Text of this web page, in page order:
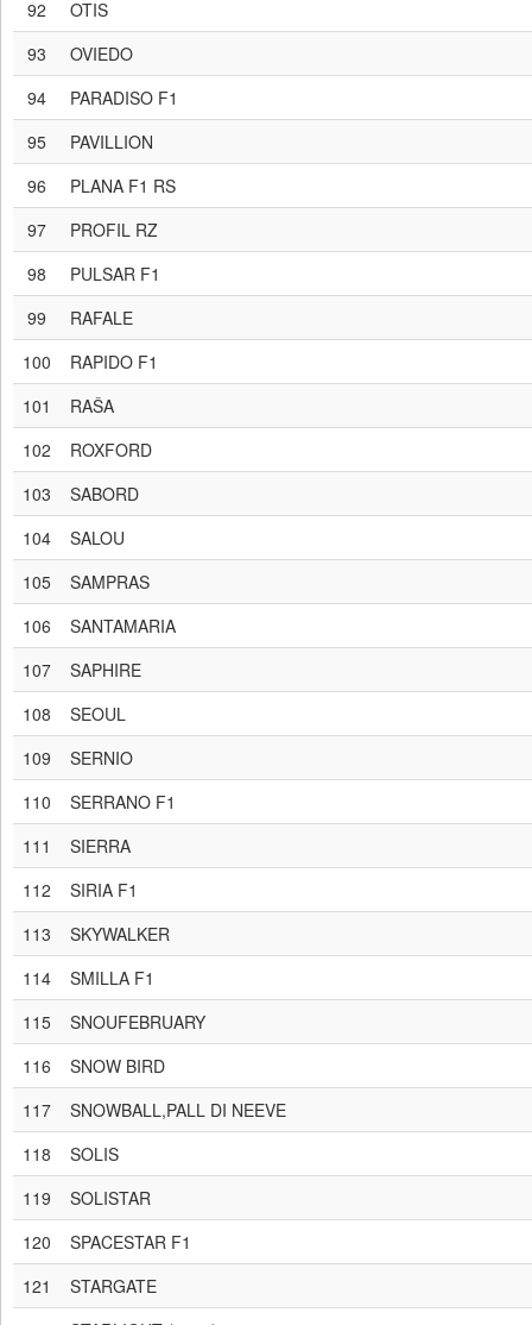
92
OTIS
93
OVIEDO
94
PARADISO F1
95
PAVILLION
96
PLANA F1 RS
97
PROFIL RZ
98
PULSAR F1
99
RAFALE
100
RAPIDO F1
101
RAŠA
102
ROXFORD
103
SABORD
104
SALOU
105
SAMPRAS
106
SANTAMARIA
107
SAPHIRE
108
SEOUL
109
SERNIO
110
SERRANO F1
111
SIERRA
112
SIRIA F1
113
SKYWALKER
114
SMILLA F1
115
SNOUFEBRUARY
116
SNOW BIRD
117
SNOWBALL,PALL DI NEEVE
118
SOLIS
119
SOLISTAR
120
SPACESTAR F1
121
STARGATE